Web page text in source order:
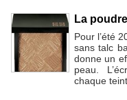
La
Pour l’été
sans talc
donne un
peau.
chaque